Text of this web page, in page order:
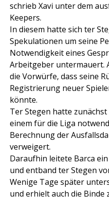
schrieb Xavi unter dem
Keepers.
In diesem hatte sich ter
Spekulationen um seine
Notwendigkeit eines
Arbeitgeber untermauert.
die Vorwürfe, dass seine
Registrierung neuer
könnte.
Ter Stegen hatte
einem für die Liga
Berechnung der
verweigert.
Daraufhin leitete Barca
und entband ter Stegen
Wenige Tage später
und erhielt auch die Binde